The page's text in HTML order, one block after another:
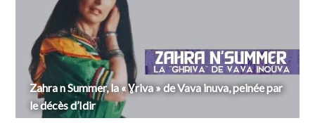
Zahra n Summer, la « Ɣriva » de Vava inuva, peinée par
le décès d’Idir